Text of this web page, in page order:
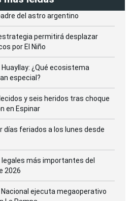
del astro argentino
permitirá desplazar
por El Niño
¿Qué ecosistema
especial?
y seis heridos tras choque
en Espinar
días feriados a los lunes desde
más importantes del
2026
Nacional ejecuta megaoperativo